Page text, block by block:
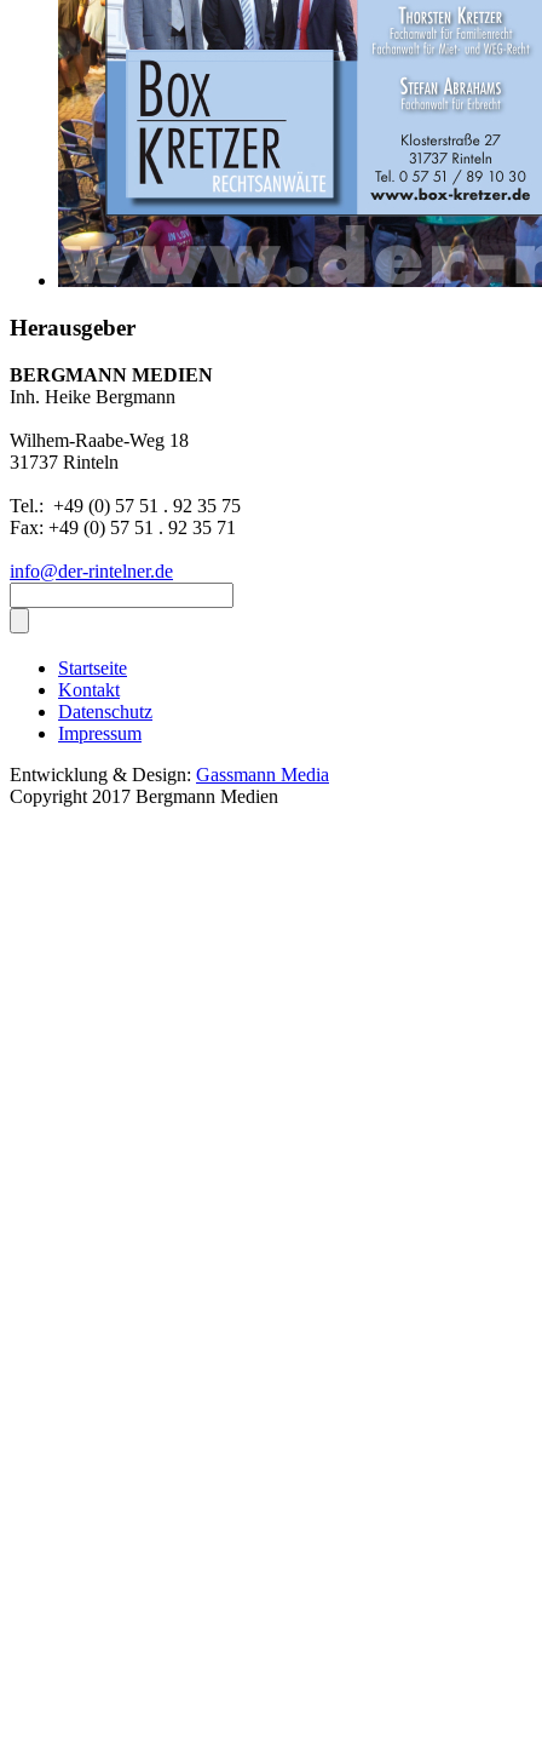
Herausgeber
BERGMANN MEDIEN
Inh. Heike Bergmann
Wilhem-Raabe-Weg 18
31737 Rinteln
Tel.: +49 (0) 57 51 . 92 35 75
Fax: +49 (0) 57 51 . 92 35 71
info@der-rintelner.de
Startseite
Kontakt
Datenschutz
Impressum
Entwicklung & Design: Gassmann Media
Copyright 2017 Bergmann Medien